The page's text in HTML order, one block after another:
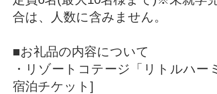
合は、人数に含みません。
■お礼品の内容について
・リゾートコテージ「リトルハー
宿泊チケット]